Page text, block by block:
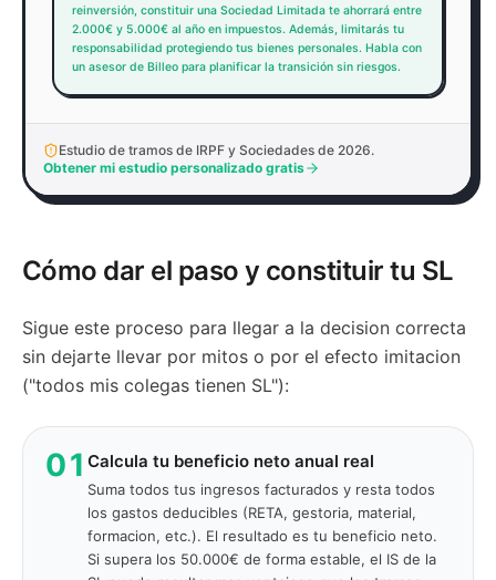
reinversión, constituir una Sociedad Limitada te ahorrará entre
2.000€ y 5.000€ al año en impuestos. Además, limitarás tu
responsabilidad protegiendo tus bienes personales. Habla con
un asesor de Billeo para planificar la transición sin riesgos.
Estudio de tramos de IRPF y Sociedades de 2026.
Obtener mi estudio personalizado gratis
Cómo dar el paso y constituir tu SL
Sigue este proceso para llegar a la decision correcta
sin dejarte llevar por mitos o por el efecto imitacion
("todos mis colegas tienen SL"):
01 Calcula tu beneficio neto anual real
Suma todos tus ingresos facturados y resta todos
los gastos deducibles (RETA, gestoria, material,
formacion, etc.). El resultado es tu beneficio neto.
Si supera los 50.000€ de forma estable, el IS de la